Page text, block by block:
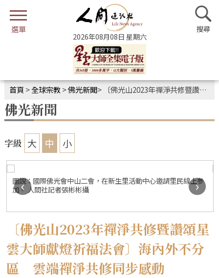
2026年08月08日 星期六
首頁 >全球宗教>佛光新聞> 〔佛光山2023年禪淨共修暨讚頌星雲大師獻燈祈福法會〕海內外不分區 雲端禪淨共修同步感動
佛光新聞
字級 大 中 小
圖說：國際佛光會中山二會，在新生里活動中心邀請里民線上參
加。 人間社記者張彬彬攝
‹ ›
〔佛光山2023年禪淨共修暨讚頌星
雲大師獻燈祈福法會〕海內外不分
區 雲端禪淨共修同步感動